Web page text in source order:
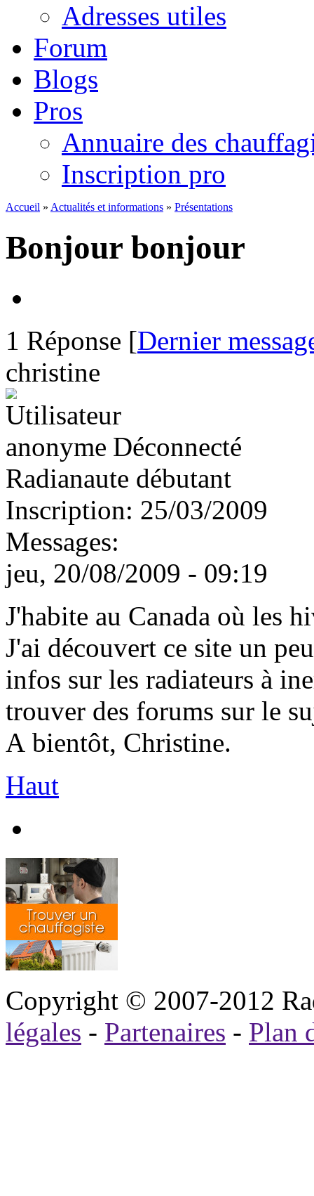
Adresses utiles
Forum
Blogs
Pros
Annuaire des
Inscription pro
Accueil » Actualités et informations » Présentations
Bonjour bonjour
1 Réponse [Dernier
christine
Déconnecté
Radianaute débutant
Inscription: 25/03/2009
Messages:
jeu, 20/08/2009 - 09:19
J'habite au Canada où les
J'ai découvert ce site un
infos sur les radiateurs à
trouver des forums sur le
A bientôt, Christine.
Haut
Copyright © 2007-2012
légales - Partenaires - Plan